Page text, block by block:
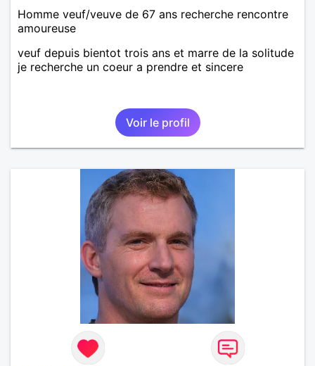
Homme veuf/veuve de 67 ans recherche rencontre
amoureuse
veuf depuis bientot trois ans et marre de la solitude
je recherche un coeur a prendre et sincere
Voir le profil